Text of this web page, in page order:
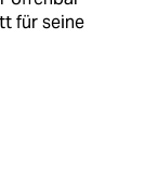
für seine